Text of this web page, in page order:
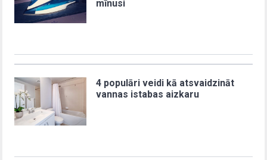
mīnusi
4 populāri veidi kā atsvaidzināt
vannas istabas aizkaru